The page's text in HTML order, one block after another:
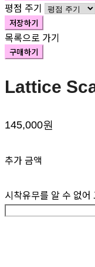
평점 주기
저장하기
목록으로 가기
구매하기
Lattice
145,000원
추가 금액
시착유무를 알 수 없